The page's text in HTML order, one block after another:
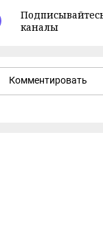
каналы
Комментировать